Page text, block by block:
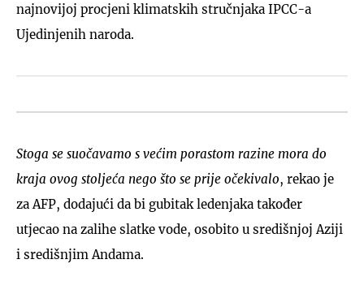
najnovijoj procjeni klimatskih stručnjaka IPCC-a
Ujedinjenih naroda.
Stoga se suočavamo s većim porastom razine mora do
kraja ovog stoljeća nego što se prije očekivalo, rekao je
za AFP, dodajući da bi gubitak ledenjaka također
utjecao na zalihe slatke vode, osobito u središnjoj Aziji
i središnjim Andama.